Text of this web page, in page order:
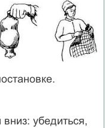
убедиться,